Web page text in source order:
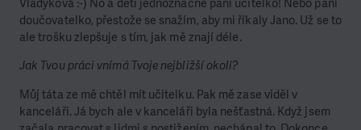
doučovatelko, přestože se snažím, aby mi říkaly Jano. Už se to
ale trošku zlepšuje s tím, jak mě znají déle.
Jak Tvou práci vnímá Tvoje nejbližší okolí?
Můj táta ze mě chtěl mít učitelku. Pak mě zase viděl v
kanceláři. Já bych ale v kanceláři byla nešťastná. Když jsem